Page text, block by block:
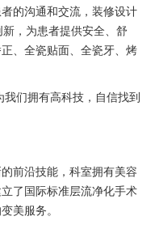
的沟通和交流，装修设计
，为患者提供安全、舒
、全瓷贴面、全瓷牙、烤
我们拥有高科技，自信找到
前沿技能，科室拥有美容
了国际标准层流净化手术
美服务。